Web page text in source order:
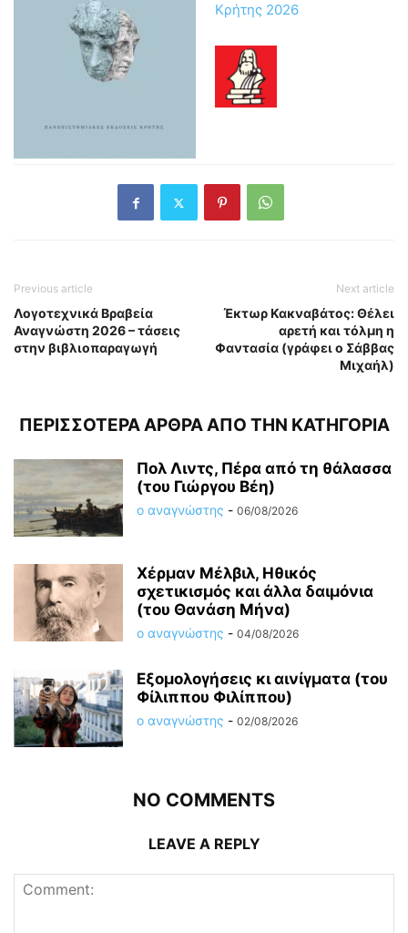
Κρήτης 2026
Previous article
Λογοτεχνικά Βραβεία
Αναγνώστη 2026 – τάσεις
στην βιβλιοπαραγωγή
Next article
Έκτωρ Κακναβάτος: Θέλει
αρετή και τόλμη η
Φαντασία (γράφει ο Σάββας
Μιχαήλ)
ΠΕΡΙΣΣΟΤΕΡΑ ΑΡΘΡΑ ΑΠΟ ΤΗΝ ΚΑΤΗΓΟΡΙΑ
Πολ Λιντς, Πέρα από τη θάλασσα
(του Γιώργου Βέη)
ο αναγνώστης - 06/08/2026
Χέρμαν Μέλβιλ, Ηθικός
σχετικισμός και άλλα δαιμόνια
(του Θανάση Μήνα)
ο αναγνώστης - 04/08/2026
Εξομολογήσεις κι αινίγματα (του
Φίλιππου Φιλίππου)
ο αναγνώστης - 02/08/2026
NO COMMENTS
LEAVE A REPLY